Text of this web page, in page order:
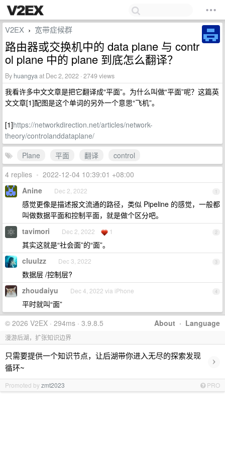
V2EX › 宽带症候群
路由器或交换机中的 data plane 与 contr
ol plane 中的 plane 到底怎么翻译？
By huangyaat Dec 2, 2022 · 2749 views
我看许多中文文章是把它翻译成“平面”。为什么叫做“平面”呢？这篇英
文文章[1]配图是这个单词的另外一个意思“飞机”。
[1]https://networkdirection.net/articles/network-
theory/controlanddataplane/
Plane
平面 翻译
control
4 replies • 2022-12-04 10:39:01 +08:00
1
Anine Dec 2, 2022
感觉更像是描述报文流通的路径，类似 Pipeline 的感觉，一般都
叫做数据平面和控制平面，就是做个区分吧。
2
tavimori Dec 2, 2022 1
其实这就是“社会面”的“面”。
3
cluulzz Dec 3, 2022
数据层 /控制层?
4
zhoudaiyu Dec 4, 2022 via iPhone
平时就叫“面”
About · Language
© 2026 V2EX · 294ms · 3.9.8.5
漫游后湖，扩张知识边界
只需要提供一个知识节点，让后湖带你进入无尽的探索发现
循环~
›
Promoted byzmt2023 PRO